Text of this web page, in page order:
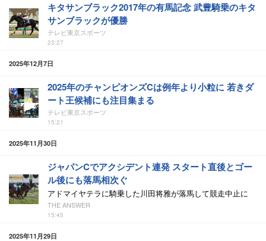
キタサンブラック2017年の有馬記念 武豊騎乗のキタ
サンブラックが優勝
テレビ東京スポーツ
23:27
2025年12月7日
2025年のチャンピオンズCは例年より小粒に 若きダ
ート王候補にも注目集まる
テレビ東京スポーツ
15:21
2025年11月30日
ジャパンCでアクシデント連発 スタート直後とゴー
ル後にも落馬相次ぐ
アドマイヤテラに騎乗した川田将雅が落馬して競走中止に
THE ANSWER
15:45
2025年11月29日